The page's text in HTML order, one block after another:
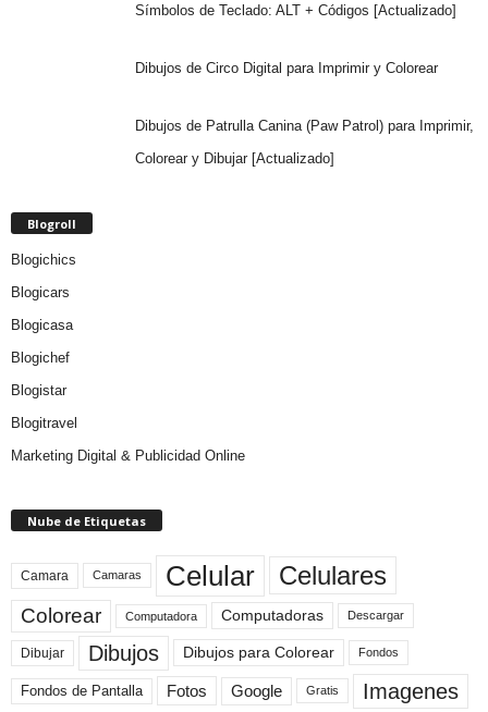
Símbolos de Teclado: ALT + Códigos [Actualizado]
Dibujos de Circo Digital para Imprimir y Colorear
Dibujos de Patrulla Canina (Paw Patrol) para Imprimir,
Colorear y Dibujar [Actualizado]
Blogroll
Blogichics
Blogicars
Blogicasa
Blogichef
Blogistar
Blogitravel
Marketing Digital & Publicidad Online
Nube de Etiquetas
Camara Camaras Celular Celulares
Colorear Computadora Computadoras Descargar
Dibujar Dibujos Dibujos para Colorear Fondos
Fondos de Pantalla Fotos Google Gratis Imagenes